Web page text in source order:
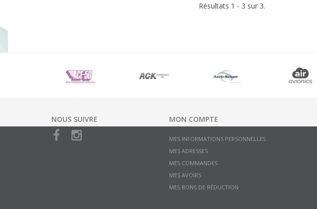
Résultats 1 - 3 sur 3.
NOUS SUIVRE MON COMPTE
MES INFORMATIONS PERSONNELLES
MES ADRESSES
MES COMMANDES
MES AVOIRS
MES BONS DE RÉDUCTION